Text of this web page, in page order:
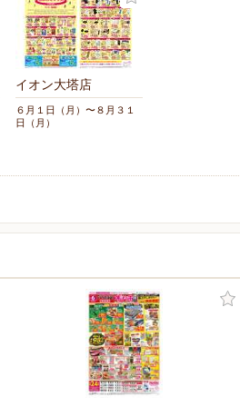
イオン大塔店
６月１日（月）〜８月３１
日（月）